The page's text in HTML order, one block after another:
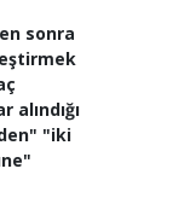
sonra
"iki